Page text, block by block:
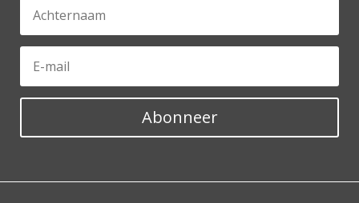
Abonneer